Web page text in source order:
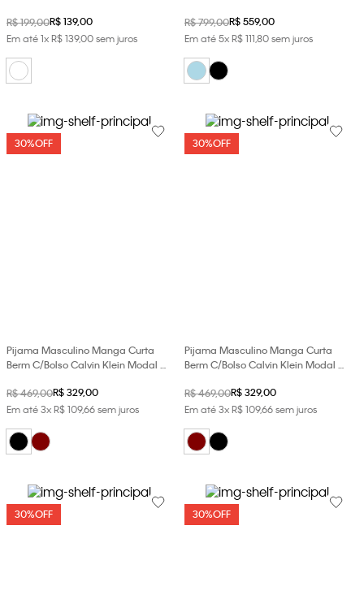
R$199,00R$139,00
Em até1xR$139,00sem juros
R$799,00R$559,00
Em até5xR$11180sem juros
30%OFF
Pijama Masculino Manga Curta
Berm C/Bolso Calvin Klein Modal -
R$469,00R$329,00
Em até3xR$109,66sem juros
30%OFF
Pijama Masculino Manga Curta
Berm C/Bolso Calvin Klein Modal -
R$469,00R$329,00
Em até3xR$109,66sem juros
30%OFF 30%OFF